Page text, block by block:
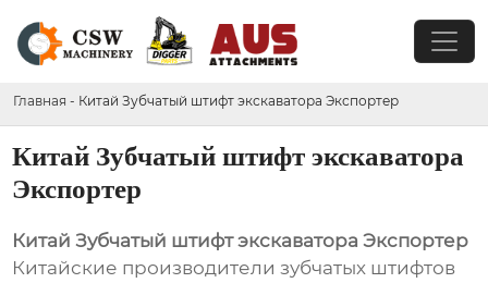
Главная - Китай Зубчатый штифт экскаватора Экспортер
Китай Зубчатый штифт экскаватора
Экспортер
Китай Зубчатый штифт экскаватора Экспортер
Китайские производители зубчатых штифтов